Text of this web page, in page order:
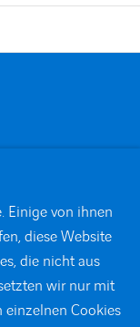
Einige von ihnen
diese Website
die nicht aus
wir nur mit
Cookies